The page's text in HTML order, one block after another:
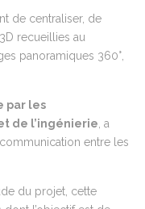
de centraliser, de
recueillies au
panoramiques 360°,
par les
de l’ingénierie , a
entre les
du projet, cette